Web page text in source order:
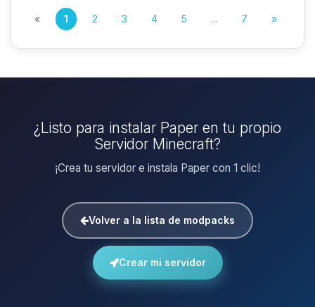
« 1 2 3 4 5 ... 7 »
¿Listo para instalar Paper en tu propio
Servidor Minecraft?
¡Crea tu servidor e instala Paper con 1 clic!
Volver a la lista de modpacks
Crear mi servidor